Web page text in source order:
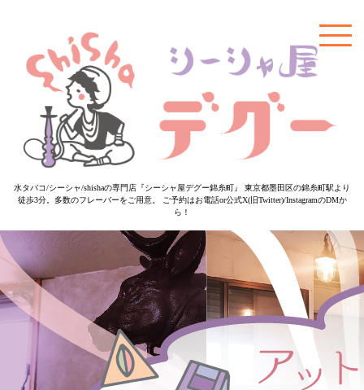
水タバコ/シーシャ/shishaの専門店『シーシャ屋デグー錦糸町』 東京都墨田区の錦糸町駅より
徒歩3分。多数のフレーバーをご用意。 ご予約はお電話or公式X(旧Twitter)/InstagramのDMか
ら！